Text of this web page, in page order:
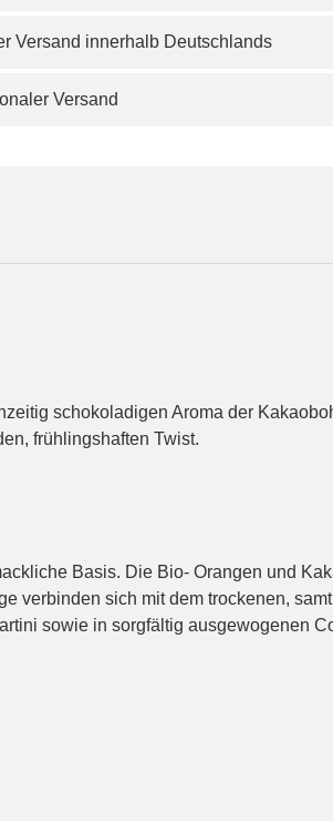
Versand innerhalb Deutschlands
Versand
schokoladigen Aroma der
frühlingshaften Twist.
Basis. Die Bio- Orangen und
verbinden sich mit dem trockenen,
sowie in sorgfältig ausgewogenen